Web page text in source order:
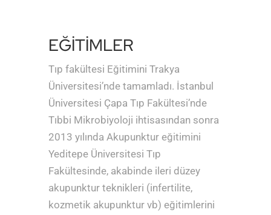
EĞİTİMLER
Tıp fakültesi Eğitimini Trakya
Üniversitesi’nde tamamladı. İstanbul
Üniversitesi Çapa Tıp Fakültesi’nde
Tıbbi Mikrobiyoloji ihtisasından sonra
2013 yılında Akupunktur eğitimini
Yeditepe Üniversitesi Tıp
Fakültesinde, akabinde ileri düzey
akupunktur teknikleri (infertilite,
kozmetik akupunktur vb) eğitimlerini